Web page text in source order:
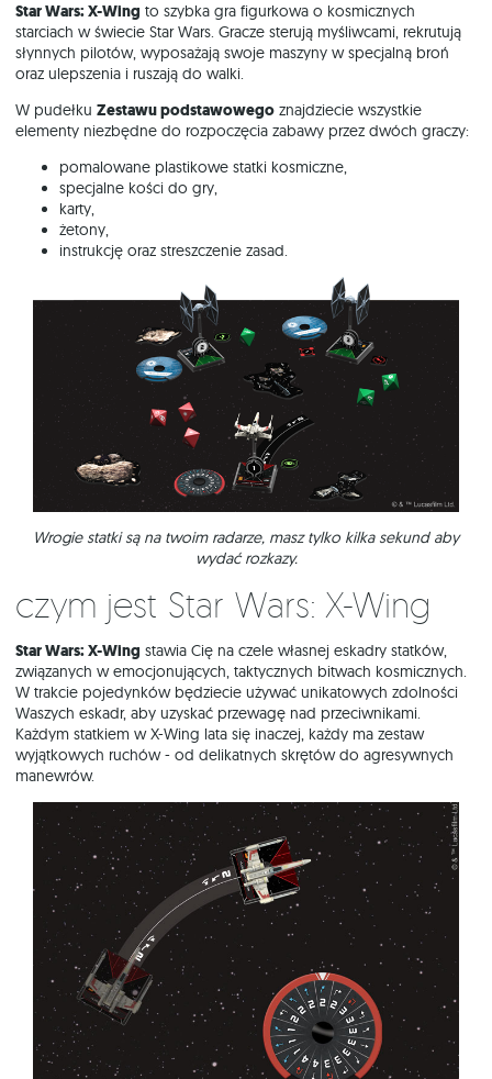
Star Wars: X-Wing to szybka gra figurkowa o kosmicznych
starciach w świecie Star Wars. Gracze sterują myśliwcami, rekrutują
słynnych pilotów, wyposażają swoje maszyny w specjalną broń
oraz ulepszenia i ruszają do walki.
W pudełku Zestawu podstawowego znajdziecie wszystkie
elementy niezbędne do rozpoczęcia zabawy przez dwóch graczy:
pomalowane plastikowe statki kosmiczne,
specjalne kości do gry,
karty,
żetony,
instrukcję oraz streszczenie zasad.
Wrogie statki są na twoim radarze, masz tylko kilka sekund aby
wydać rozkazy.
Czym jest Star Wars: X-Wing
Star Wars: X-Wing stawia Cię na czele własnej eskadry statków,
związanych w emocjonujących, taktycznych bitwach kosmicznych.
W trakcie pojedynków będziecie używać unikatowych zdolności
Waszych eskadr, aby uzyskać przewagę nad przeciwnikami.
Każdym statkiem w X-Wing lata się inaczej, każdy ma zestaw
wyjątkowych ruchów - od delikatnych skrętów do agresywnych
manewrów.